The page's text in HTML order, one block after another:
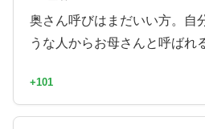
奥さん呼びはまだいい方。自
うな人からお母さんと呼ばれ
+101